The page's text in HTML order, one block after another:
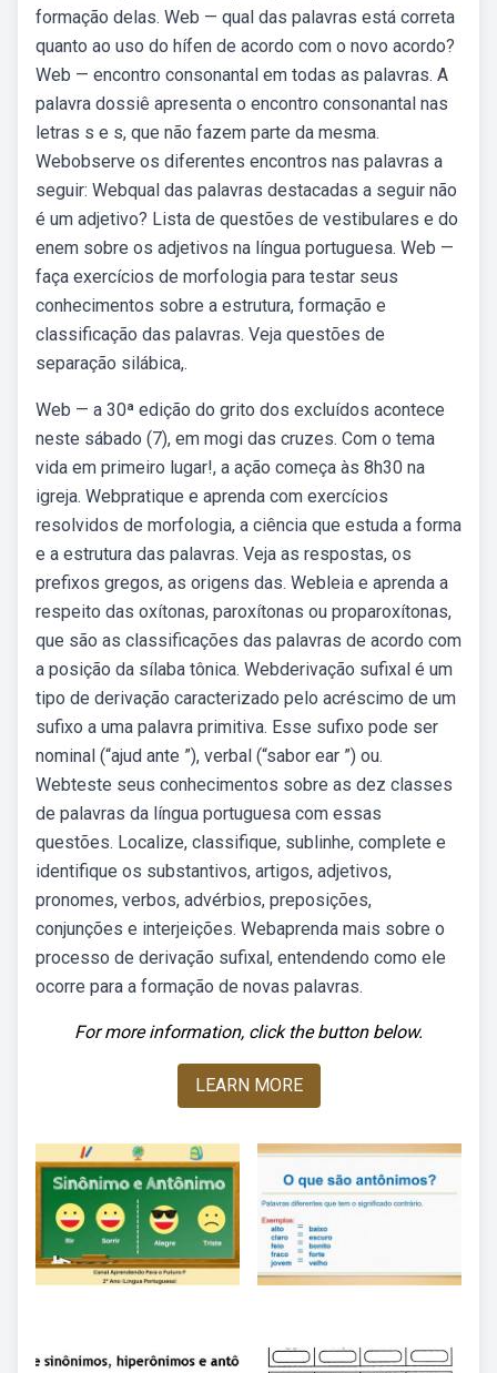
formação delas. Web — qual das palavras está correta
quanto ao uso do hífen de acordo com o novo acordo?
Web — encontro consonantal em todas as palavras. A
palavra dossiê apresenta o encontro consonantal nas
letras s e s, que não fazem parte da mesma.
Webobserve os diferentes encontros nas palavras a
seguir: Webqual das palavras destacadas a seguir não
é um adjetivo? Lista de questões de vestibulares e do
enem sobre os adjetivos na língua portuguesa. Web —
faça exercícios de morfologia para testar seus
conhecimentos sobre a estrutura, formação e
classificação das palavras. Veja questões de
separação silábica,.
Web — a 30ª edição do grito dos excluídos acontece
neste sábado (7), em mogi das cruzes. Com o tema
vida em primeiro lugar!, a ação começa às 8h30 na
igreja. Webpratique e aprenda com exercícios
resolvidos de morfologia, a ciência que estuda a forma
e a estrutura das palavras. Veja as respostas, os
prefixos gregos, as origens das. Webleia e aprenda a
respeito das oxítonas, paroxítonas ou proparoxítonas,
que são as classificações das palavras de acordo com
a posição da sílaba tônica. Webderivação sufixal é um
tipo de derivação caracterizado pelo acréscimo de um
sufixo a uma palavra primitiva. Esse sufixo pode ser
nominal (“ajud ante ”), verbal (“sabor ear ”) ou.
Webteste seus conhecimentos sobre as dez classes
de palavras da língua portuguesa com essas
questões. Localize, classifique, sublinhe, complete e
identifique os substantivos, artigos, adjetivos,
pronomes, verbos, advérbios, preposições,
conjunções e interjeições. Webaprenda mais sobre o
processo de derivação sufixal, entendendo como ele
ocorre para a formação de novas palavras.
For more information, click the button below.
LEARN MORE